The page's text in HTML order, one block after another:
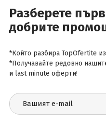
Абонирай се за
Разберете
добрите
*Който разбира TopOfertite
*Получавайте редовно
и last minute оферти!